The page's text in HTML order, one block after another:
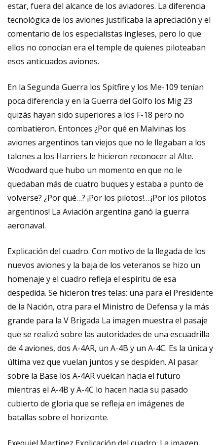
estar, fuera del alcance de los aviadores. La diferencia
tecnológica de los aviones justificaba la apreciación y el
comentario de los especialistas ingleses, pero lo que
ellos no conocían era el temple de quienes piloteaban
esos anticuados aviones.
En la Segunda Guerra los Spitfire y los Me-109 tenían
poca diferencia y en la Guerra del Golfo los Mig 23
quizás hayan sido superiores a los F-18 pero no
combatieron. Entonces ¿Por qué en Malvinas los
aviones argentinos tan viejos que no le llegaban a los
talones a los Harriers le hicieron reconocer al Alte.
Woodward que hubo un momento en que no le
quedaban más de cuatro buques y estaba a punto de
volverse? ¿Por qué…? ¡Por los pilotos!….¡Por los pilotos
argentinos! La Aviación argentina ganó la guerra
aeronaval.
Explicación del cuadro. Con motivo de la llegada de los
nuevos aviones y la baja de los veteranos se hizo un
homenaje y el cuadro refleja el espíritu de esa
despedida. Se hicieron tres telas: una para el Presidente
de la Nación, otra para el Ministro de Defensa y la más
grande para la V Brigada La imagen muestra el pasaje
que se realizó sobre las autoridades de una escuadrilla
de 4 aviones, dos A-4AR, un A-4B y un A-4C. Es la única y
última vez que vuelan juntos y se despiden. Al pasar
sobre la Base los A-4AR vuelcan hacia el futuro
mientras el A-4B y A-4C lo hacen hacia su pasado
cubierto de gloria que se refleja en imágenes de
batallas sobre el horizonte.